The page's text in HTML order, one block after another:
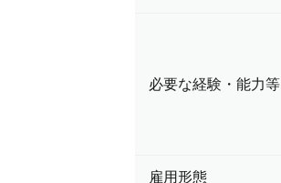
必要な経験・能力等
雇用形態